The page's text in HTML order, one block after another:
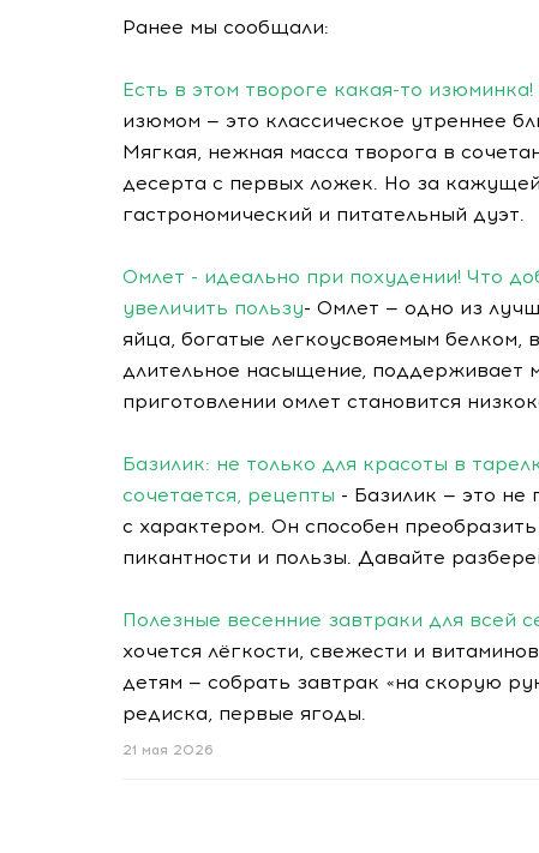
Ранее мы сообщали:
Есть в этом твороге какая-то
изюмом — это классическое утреннее
Мягкая, нежная масса творога в
десерта с первых ложек. Но за
гастрономический и питательный дуэт.
Омлет - идеально при похудении! Что
увеличить пользу- Омлет — одно из
яйца, богатые легкоусвояемым белком,
длительное насыщение, поддерживает
приготовлении омлет становится
Базилик: не только для красоты в
сочетается, рецепты - Базилик — это не
с характером. Он способен
пикантности и пользы. Давайте
Полезные весенние завтраки для всей
хочется лёгкости, свежести и
детям — собрать завтрак «на скорую
редиска, первые ягоды.
21 мая 2026